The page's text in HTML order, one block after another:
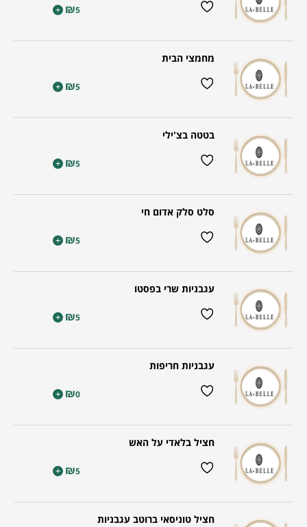
₪5
+
מחמצי הבית
₪5
+
בטטה בצ'ילי
₪5
+
סלט סלק אדום חי
₪5
+
עגבניות שרי בפסטו
₪5
+
עגבניות חריפות
₪0
+
חציל בלאדי על האש
₪5
+
חציל טוניסאי ברוטב עגבניות